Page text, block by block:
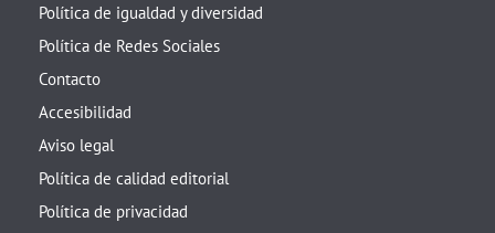
Política de igualdad y diversidad
Política de Redes Sociales
Contacto
Accesibilidad
Aviso legal
Política de calidad editorial
Política de privacidad